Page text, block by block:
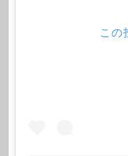
この